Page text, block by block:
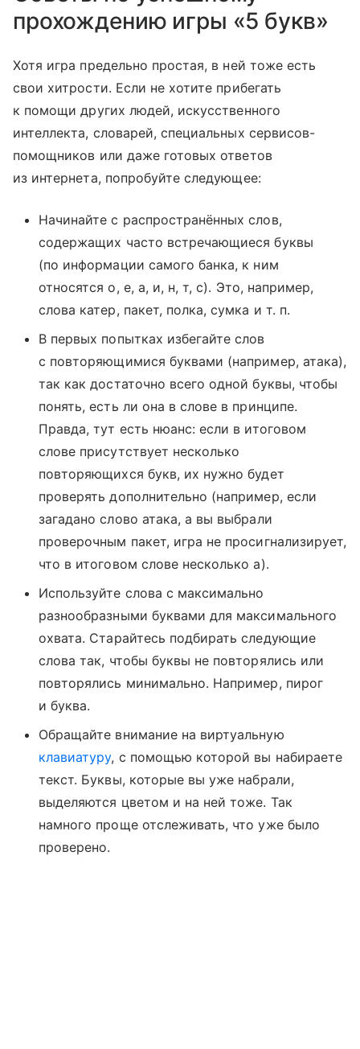
прохождению игры «5 букв»
Хотя игра предельно простая, в ней тоже есть
свои хитрости. Если не хотите прибегать
к помощи других людей, искусственного
интеллекта, словарей, специальных сервисов-
помощников или даже готовых ответов
из интернета, попробуйте следующее:
Начинайте с распространённых слов,
содержащих часто встречающиеся буквы
(по информации самого банка, к ним
относятся о, е, а, и, н, т, с). Это, например,
слова катер, пакет, полка, сумка и т. п.
В первых попытках избегайте слов
с повторяющимися буквами (например, атака),
так как достаточно всего одной буквы, чтобы
понять, есть ли она в слове в принципе.
Правда, тут есть нюанс: если в итоговом
слове присутствует несколько
повторяющихся букв, их нужно будет
проверять дополнительно (например, если
загадано слово атака, а вы выбрали
проверочным пакет, игра не просигнализирует,
что в итоговом слове несколько а).
Используйте слова с максимально
разнообразными буквами для максимального
охвата. Старайтесь подбирать следующие
слова так, чтобы буквы не повторялись или
повторялись минимально. Например, пирог
и буква.
Обращайте внимание на виртуальную
клавиатуру, с помощью которой вы набираете
текст. Буквы, которые вы уже набрали,
выделяются цветом и на ней тоже. Так
намного проще отслеживать, что уже было
проверено.